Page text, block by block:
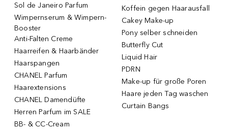
Sol de Janeiro Parfum
Wimpernserum & Wimpern-
Booster
Anti-Falten Creme
Haarreifen & Haarbänder
Haarspangen
CHANEL Parfum
Haarextensions
CHANEL Damendüfte
Herren Parfum im SALE
BB- & CC-Cream
Koffein gegen Haarausfall
Cakey Make-up
Pony selber schneiden
Butterfly Cut
Liquid Hair
PDRN
Make-up für große Poren
Haare jeden Tag waschen
Curtain Bangs